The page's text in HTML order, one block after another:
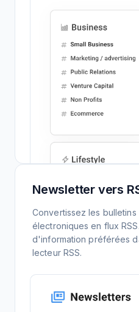
Newsletter vers
Convertissez les
électroniques en flux
d'information préférées
lecteur RSS.